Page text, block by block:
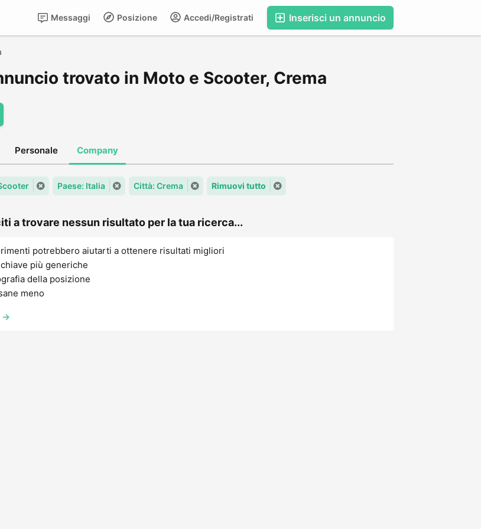
Inserisci un annuncio
Accedi/Registrati
Posizione
Messaggi
trovato in Moto e Scooter, Crema
Personale Company
Paese: Italia Città: Crema Rimuovi tutto
a trovare nessun risultato per la tua ricerca...
potrebbero aiutarti a ottenere risultati migliori
più generiche
della posizione
meno
→